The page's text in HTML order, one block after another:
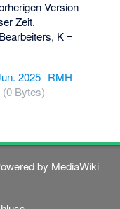
Version
Zeit,
K =
2025 RMH
(0 Bytes)